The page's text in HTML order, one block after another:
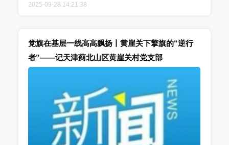
2025-09-28 14:21:38
党旗在基层一线高高飘扬丨黄崖关下擎旗的“逆行
者”——记天津蓟北山区黄崖关村党支部